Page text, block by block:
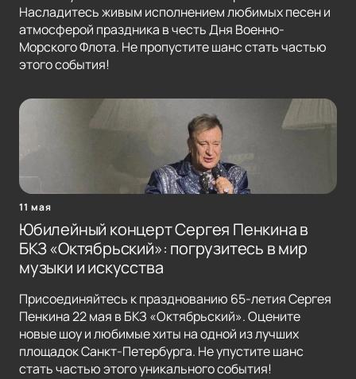
Насладитесь живым исполнением любимых песен и
атмосферой праздника в честь Дня Военно-
Морского Флота. Не пропустите шанс стать частью
этого события!
11 мая
Юбилейный концерт Сергея Пенкина в
БКЗ «Октябрьский»: погрузитесь в мир
музыки и искусства
Присоединяйтесь к празднованию 65-летия Сергея
Пенкина 22 мая в БКЗ «Октябрьский». Оцените
новые шоу и любимые хиты на одной из лучших
площадок Санкт-Петербурга. Не упустите шанс
стать частью этого уникального события!